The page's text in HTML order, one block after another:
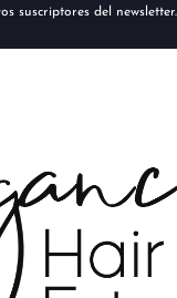
suscriptores del